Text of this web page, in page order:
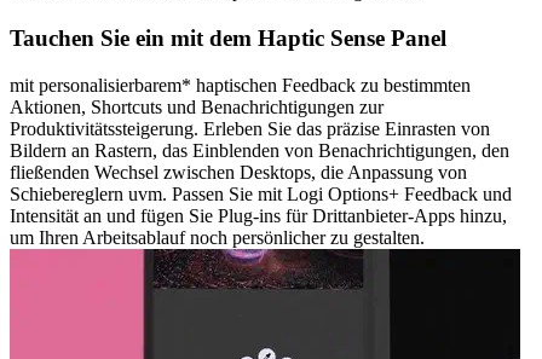
Tauchen Sie ein mit dem Haptic Sense Panel
mit personalisierbarem* haptischen Feedback zu bestimmten
Aktionen, Shortcuts und Benachrichtigungen zur
Produktivitätssteigerung. Erleben Sie das präzise Einrasten von
Bildern an Rastern, das Einblenden von Benachrichtigungen, den
fließenden Wechsel zwischen Desktops, die Anpassung von
Schiebereglern uvm. Passen Sie mit Logi Options+ Feedback und
Intensität an und fügen Sie Plug-ins für Drittanbieter-Apps hinzu,
um Ihren Arbeitsablauf noch persönlicher zu gestalten.